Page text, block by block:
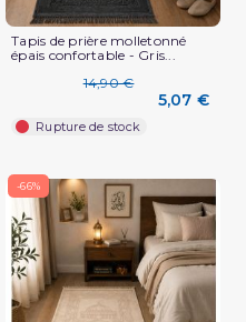
Tapis de prière molletonné
épais confortable - Gris...
14,90 €
5,07 €
Rupture de stock
-66%